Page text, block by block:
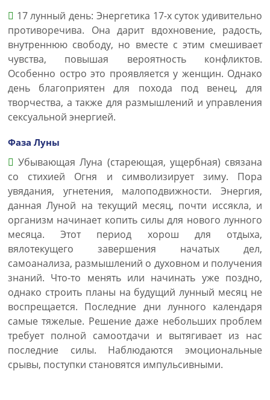
17 лунный день: Энергетика 17-х суток удивительно
противоречива. Она дарит вдохновение, радость,
внутреннюю свободу, но вместе с этим смешивает
чувства, повышая вероятность конфликтов.
Особенно остро это проявляется у женщин. Однако
день благоприятен для похода под венец, для
творчества, а также для размышлений и управления
сексуальной энергией.
Фаза Луны
Убывающая Луна (стареющая, ущербная) связана
со стихией Огня и символизирует зиму. Пора
увядания, угнетения, малоподвижности. Энергия,
данная Луной на текущий месяц, почти иссякла, и
организм начинает копить силы для нового лунного
месяца. Этот период хорош для отдыха,
вялотекущего завершения начатых дел,
самоанализа, размышлений о духовном и получения
знаний. Что-то менять или начинать уже поздно,
однако строить планы на будущий лунный месяц не
воспрещается. Последние дни лунного календаря
самые тяжелые. Решение даже небольших проблем
требует полной самоотдачи и вытягивает из нас
последние силы. Наблюдаются эмоциональные
срывы, поступки становятся импульсивными.